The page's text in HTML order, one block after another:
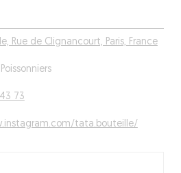
Rue de Clignancourt, Paris, France
73
tata.bouteille/